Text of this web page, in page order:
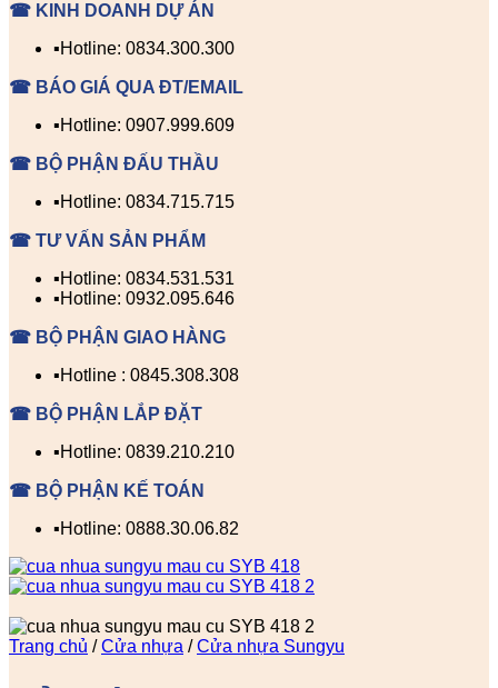
☎ KINH DOANH DỰ ÁN
▪️Hotline: 0834.300.300
☎ BÁO GIÁ QUA ĐT/EMAIL
▪️Hotline: 0907.999.609
☎ BỘ PHẬN ĐẤU THẦU
▪️Hotline: 0834.715.715
☎ TƯ VẤN SẢN PHẨM
▪️Hotline: 0834.531.531
▪️Hotline: 0932.095.646
☎ BỘ PHẬN GIAO HÀNG
▪️Hotline : 0845.308.308
☎ BỘ PHẬN LẮP ĐẶT
▪️Hotline: 0839.210.210
☎ BỘ PHẬN KẾ TOÁN
▪️Hotline: 0888.30.06.82
Trang chủ / Cửa nhựa / Cửa nhựa Sungyu